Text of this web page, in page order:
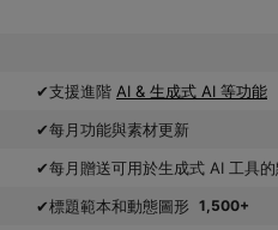
支援進階 AI & 生成式 AI 等功能​
每月功能與素材更新
每月贈送可用於生成式 AI 工具
1,500+
標題範本和動態圖形